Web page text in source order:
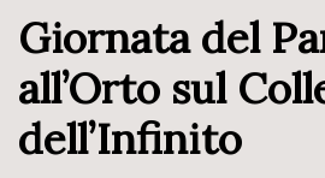
Giornata del
all’Orto sul
dell’Infinito